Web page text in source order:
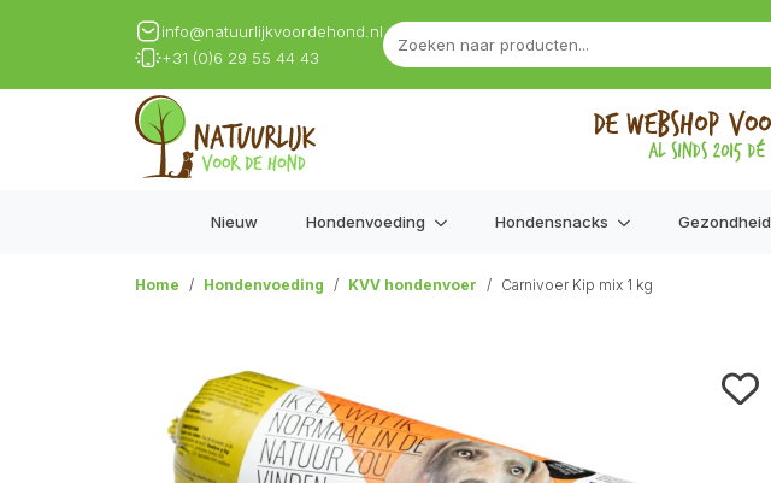
info@natuurlijkvoordehond.nl
+31 (0)6 29 55 44 43
Nieuw Hondenvoeding Hondensnacks Gezondheid
Home Hondenvoeding KVV hondenvoer Carnivoer Kip mix 1 kg